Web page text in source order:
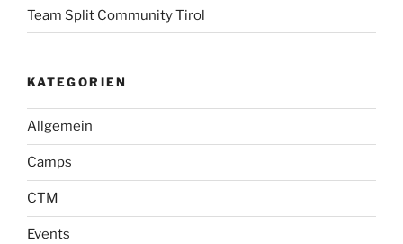
Team Split Community Tirol
KATEGORIEN
Allgemein
Camps
CTM
Events